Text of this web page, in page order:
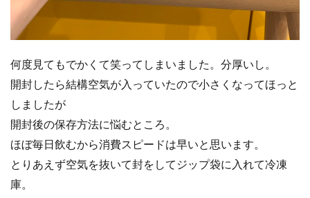
何度見てもでかくて笑ってしまいました。分厚いし。
開封したら結構空気が入っていたので小さくなってほっと
しましたが
開封後の保存方法に悩むところ。
ほぼ毎日飲むから消費スピードは早いと思います。
とりあえず空気を抜いて封をしてジップ袋に入れて冷凍
庫。